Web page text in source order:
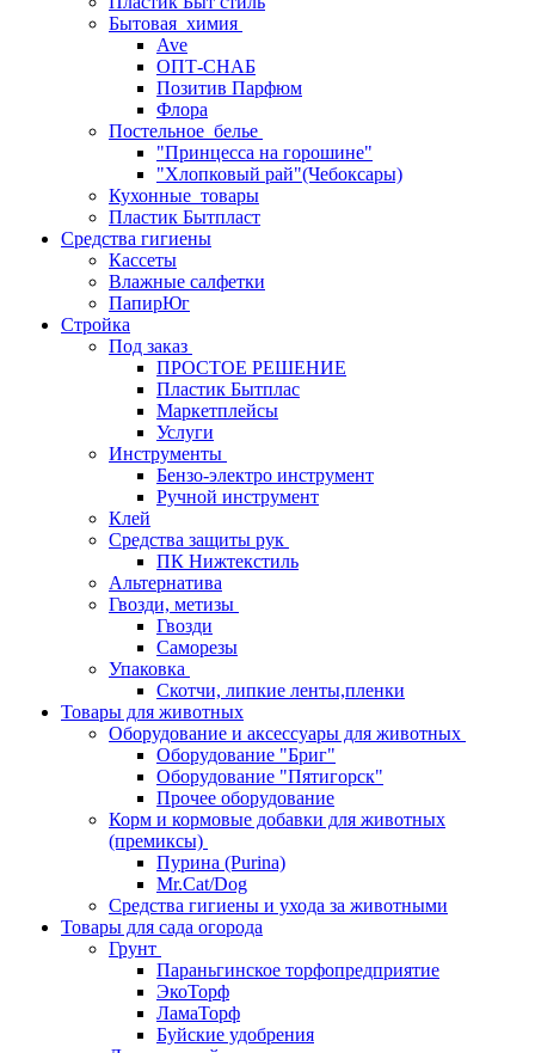
Бытовая_химия
Ave
ОПТ-СНАБ
Позитив Парфюм
Флора
Постельное_белье
"Принцесса на горошине"
"Хлопковый рай"(Чебоксары)
Кухонные_товары
Пластик Бытпласт
Средства гигиены
Кассеты
Влажные салфетки
ПапирЮг
Стройка
Под заказ
ПРОСТОЕ РЕШЕНИЕ
Пластик Бытплас
Маркетплейсы
Услуги
Инструменты
Бензо-электро инструмент
Ручной инструмент
Клей
Средства защиты рук
ПК Нижтекстиль
Альтернатива
Гвозди, метизы
Гвозди
Саморезы
Упаковка
Скотчи, липкие ленты,пленки
Товары для животных
Оборудование и аксессуары для животных
Оборудование "Бриг"
Оборудование "Пятигорск"
Прочее оборудование
Корм и кормовые добавки для животных
(премиксы)
Пурина (Purina)
Mr.Cat/Dog
Средства гигиены и ухода за животными
Товары для сада огорода
Грунт
Параньгинское торфопредприятие
ЭкоТорф
ЛамаТорф
Буйские удобрения